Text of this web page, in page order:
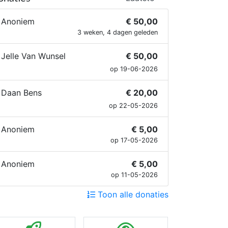
Anoniem € 50,00
3 weken, 4 dagen geleden
Jelle Van Wunsel € 50,00
op 19-06-2026
Daan Bens € 20,00
op 22-05-2026
Anoniem € 5,00
op 17-05-2026
Anoniem € 5,00
op 11-05-2026
Toon alle donaties